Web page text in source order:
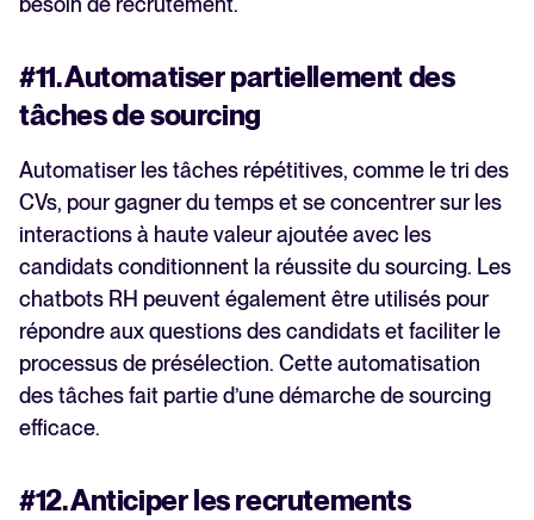
#11. Automatiser partiellement des
tâches de sourcing
Automatiser les tâches répétitives, comme le tri des
CVs, pour gagner du temps et se concentrer sur les
interactions à haute valeur ajoutée avec les
candidats conditionnent la réussite du sourcing. Les
chatbots RH peuvent également être utilisés pour
répondre aux questions des candidats et faciliter le
processus de présélection. Cette automatisation
des tâches fait partie d’une démarche de sourcing
efficace.
#12. Anticiper les recrutements